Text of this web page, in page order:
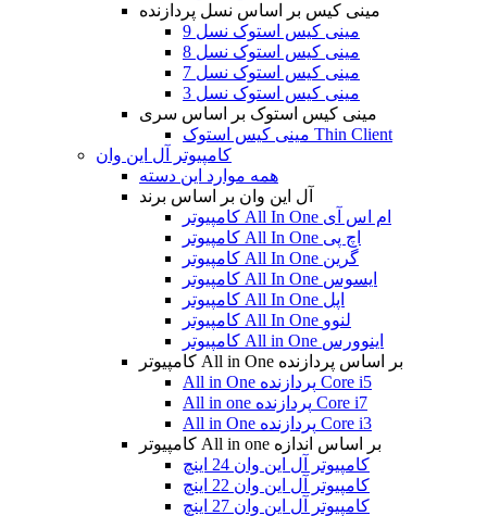
مینی کیس بر اساس نسل پردازنده
مینی کیس استوک نسل 9
مینی کیس استوک نسل 8
مینی کیس استوک نسل 7
مینی کیس استوک نسل 3
مینی کیس استوک بر اساس سری
مینی کیس استوک Thin Client
کامپیوتر آل این وان
همه موارد این دسته
آل این وان بر اساس برند
کامپیوتر All In One ام اس آی
کامپیوتر All In One اچ پی
کامپیوتر All In One گرین
کامپیوتر All In One ایسوس
کامپیوتر All In One اپل
کامپیوتر All In One لنوو
کامپیوتر All in One اینوورس
کامپیوتر All in One بر اساس پردازنده
All in One پردازنده Core i5
All in one پردازنده Core i7
All in One پردازنده Core i3
کامپیوتر All in one بر اساس اندازه
کامپیوتر آل این وان 24 اینچ
کامپیوتر آل این وان 22 اینچ
کامپیوتر آل این وان 27 اینچ